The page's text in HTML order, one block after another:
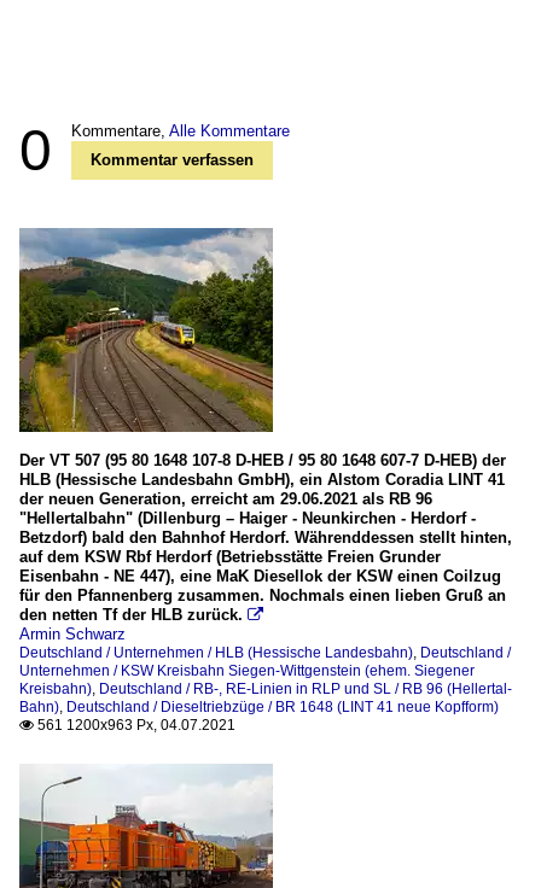
0 Kommentare, Alle Kommentare
Kommentar verfassen
Der VT 507 (95 80 1648 107-8 D-HEB / 95 80 1648 607-7 D-HEB) der
HLB (Hessische Landesbahn GmbH), ein Alstom Coradia LINT 41
der neuen Generation, erreicht am 29.06.2021 als RB 96
"Hellertalbahn" (Dillenburg – Haiger - Neunkirchen - Herdorf -
Betzdorf) bald den Bahnhof Herdorf. Währenddessen stellt hinten,
auf dem KSW Rbf Herdorf (Betriebsstätte Freien Grunder
Eisenbahn - NE 447), eine MaK Diesellok der KSW einen Coilzug
für den Pfannenberg zusammen. Nochmals einen lieben Gruß an
den netten Tf der HLB zurück. 
Armin Schwarz
Deutschland / Unternehmen / HLB (Hessische Landesbahn), Deutschland /
Unternehmen / KSW Kreisbahn Siegen-Wittgenstein (ehem. Siegener
Kreisbahn), Deutschland / RB-, RE-Linien in RLP und SL / RB 96 (Hellertal-
Bahn), Deutschland / Dieseltriebzüge / BR 1648 (LINT 41 neue Kopfform)
 561 1200x963 Px, 04.07.2021